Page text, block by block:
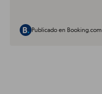
Publicado en Booking.com